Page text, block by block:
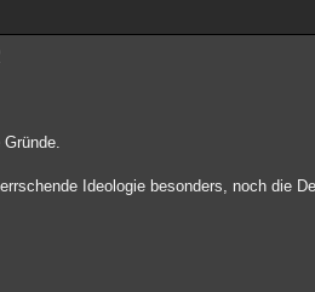
Ideologie besonders, noch die